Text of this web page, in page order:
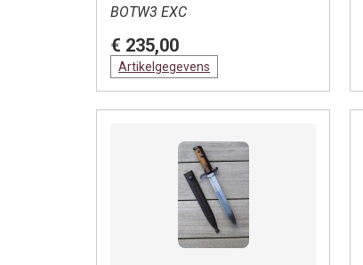
BOTW3 EXC
€ 235,00
Artikelgegevens